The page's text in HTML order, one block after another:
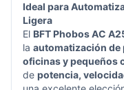
Ideal para
Ligera
El BFT Phobos AC
la automatización de
oficinas y pequeños
de potencia,